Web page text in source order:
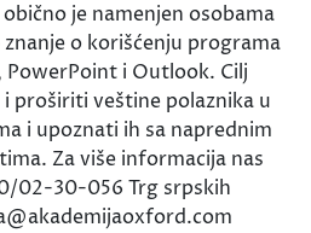
je namenjen osobama
o korišćenju programa
PowerPoint i Outlook. Cilj
proširiti veštine polaznika u
i upoznati ih sa naprednim
Za više informacija nas
02-30-056 Trg srpskih